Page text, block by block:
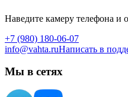
Наведите камеру телефона и
+7 (980) 180-06-07
info@vahta.ruНаписать в
Мы в сетях